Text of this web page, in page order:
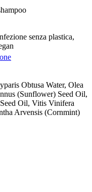
senza plastica,
Obtusa Water, Olea
(Sunflower) Seed Oil,
Oil, Vitis Vinifera
Arvensis (Cornmint)